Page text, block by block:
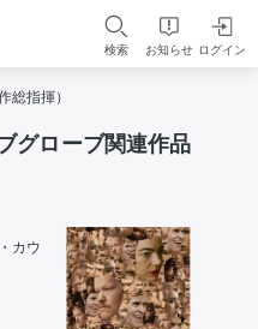
検索 お知らせ ログイン
総指揮）
グローブ関連作品
カウ